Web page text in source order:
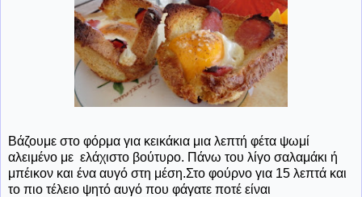
Βάζουμε στο φόρμα για κεικάκια μια λεπτή φέτα ψωμί
αλειμένο με ελάχιστο βούτυρο. Πάνω του λίγο σαλαμάκι ή
μπέικον και ένα αυγό στη μέση.Στο φούρνο για 15 λεπτά και
το πιο τέλειο ψητό αυγό που φάγατε ποτέ είναι